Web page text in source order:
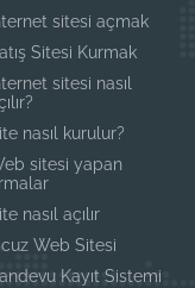
sitesi açmak
Sitesi Kurmak
sitesi nasıl
nasıl kurulur?
sitesi yapan
nasıl açılır
Web Sitesi
Kayıt Sistemi